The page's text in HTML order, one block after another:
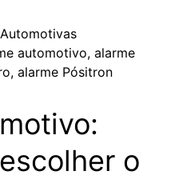
automotivo, alarme
, alarme Pósitron
o